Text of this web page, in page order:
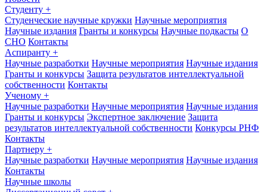
Студенту +
Студенческие научные кружки Научные мероприятия
Научные издания Гранты и конкурсы Научные подкасты О
СНО Контакты
Аспиранту +
Научные разработки Научные мероприятия Научные издания
Гранты и конкурсы Защита результатов интеллектуальной
собственности Контакты
Ученому +
Научные разработки Научные мероприятия Научные издания
Гранты и конкурсы Экспертное заключение Защита
результатов интеллектуальной собственности Конкурсы РНФ
Контакты
Партнеру +
Научные разработки Научные мероприятия Научные издания
Контакты
Научные школы